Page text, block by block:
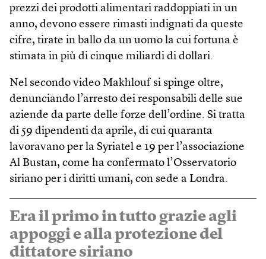
prezzi dei prodotti alimentari raddoppiati in un
anno, devono essere rimasti indignati da queste
cifre, tirate in ballo da un uomo la cui fortuna è
stimata in più di cinque miliardi di dollari.
Nel secondo video Makhlouf si spinge oltre,
denunciando l’arresto dei responsabili delle sue
aziende da parte delle forze dell’ordine. Si tratta
di 59 dipendenti da aprile, di cui quaranta
lavoravano per la Syriatel e 19 per l’associazione
Al Bustan, come ha confermato l’Osservatorio
siriano per i diritti umani, con sede a Londra.
Era il primo in tutto grazie agli
appoggi e alla protezione del
dittatore siriano